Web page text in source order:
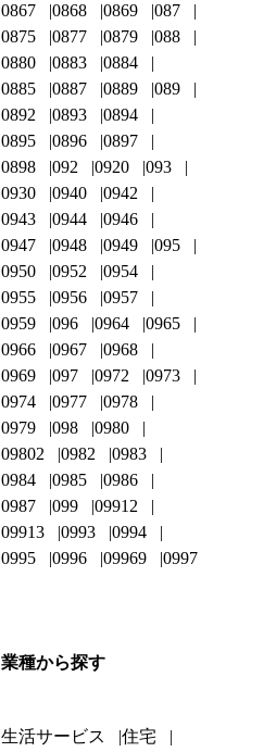
0867
0868 0869
087
0875
0877 0879
088
0880
0883
0884
0885
0887 0889
089
0892
0893
0894
0895
0896
0897
0898
092 0920
093
0930
0940
0942
0943
0944
0946
0947
0948 0949
095
0950
0952
0954
0955
0956
0957
0959
096 0964
0965
0966
0967
0968
0969
097 0972
0973
0974
0977
0978
0979
098
0980
09802
0982
0983
0984
0985
0986
0987
099
09912
09913
0993
0994
0995
0996 09969 0997
業種から探す
生活サービス 住宅